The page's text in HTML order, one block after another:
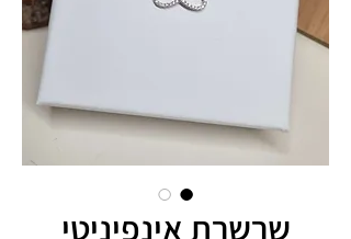
שרשרת אינפיניטי